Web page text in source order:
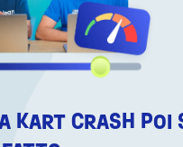
KART CRASH POI